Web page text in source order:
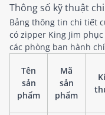
Thông số kỹ thuật
Bảng thông tin chi tiết
có zipper King Jim
các phòng ban hành
Tên
sản
phẩm
Mã
sản
phẩm